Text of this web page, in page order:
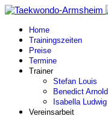
Home
Trainingszeiten
Preise
Termine
Trainer
Stefan Louis
Benedict Arnold
Isabella Ludwig
Vereinsarbeit